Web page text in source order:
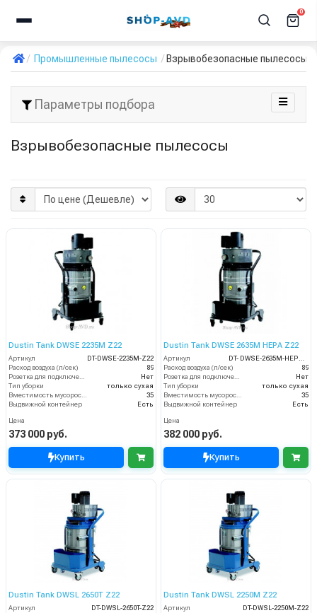
0
Промышленные пылесосы Взрывобезопасные пылесосы
Параметры подбора
Взрывобезопасные пылесосы
Dustin Tank DWSE 2235M Z22
Артикул
DT-DWSE-2235M-Z22
Расход воздуха (л/сек)
89
Нет
Тип уборки
только сухая
35
Выдвижной контейнер
Есть
Цена
373 000 руб.
Купить
Dustin Tank DWSE 2635M HEPA Z22
Артикул
Расход воздуха (л/сек)
89
Нет
Тип уборки
только сухая
35
Выдвижной контейнер
Есть
Цена
382 000 руб.
Купить
Dustin Tank DWSL 2650T Z22
Артикул
DT-DWSL-2650T-Z22
Dustin Tank DWSL 2250M Z22
Артикул
DT-DWSL-2250M-Z22